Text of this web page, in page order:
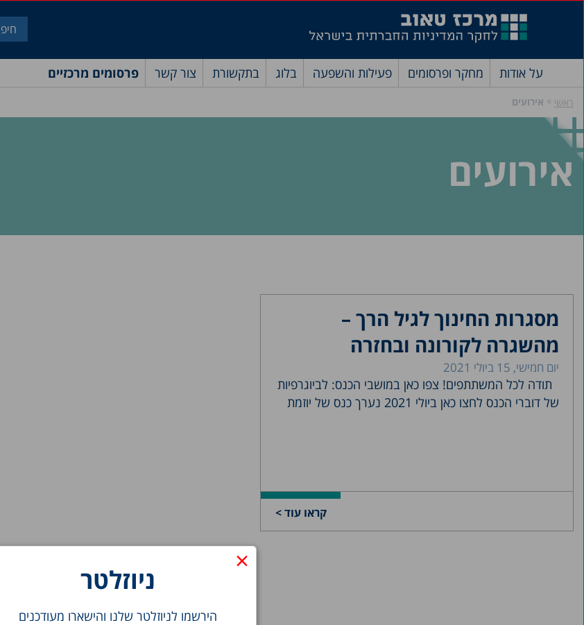
על אודות מחקר ופרסומים פעילות והשפעה בלוג בתקשורת צור קשר פרסומים מרכזיים
×
ניוזלטר
הירשמו לניוזלטר שלנו והישארו מעודכנים
ראשי » אירועים
אירועים
מסגרות החינוך לגיל הרך –
מהשגרה לקורונה ובחזרה
יום חמישי, 15 ביולי 2021
תודה לכל המשתתפים! צפו כאן במושבי הכנס: לביוגרפיות
של דוברי הכנס לחצו כאן ביולי 2021 נערך כנס של יוזמת
קראו עוד >